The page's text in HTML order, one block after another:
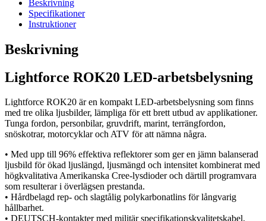
Beskrivning
Specifikationer
Instruktioner
Beskrivning
Lightforce ROK20 LED-arbetsbelysning
Lightforce ROK20 är en kompakt LED-arbetsbelysning som finns
med tre olika ljusbilder, lämpliga för ett brett utbud av applikationer.
Tunga fordon, personbilar, gruvdrift, marint, terrängfordon,
snöskotrar, motorcyklar och ATV för att nämna några.
• Med upp till 96% effektiva reflektorer som ger en jämn balanserad
ljusbild för ökad ljuslängd, ljusmängd och intensitet kombinerat med
högkvalitativa Amerikanska Cree-lysdioder och därtill programvara
som resulterar i överlägsen prestanda.
• Hårdbelagd rep- och slagtålig polykarbonatlins för långvarig
hållbarhet.
• DEUTSCH-kontakter med militär specifikationskvalitetskabel.